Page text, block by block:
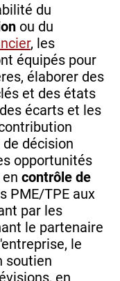
du
ou du
, les
équipés pour
élaborer des
et des états
écarts et les
décision
opportunités
contrôle de
PME/TPE aux
par les
le partenaire
le
soutien
en